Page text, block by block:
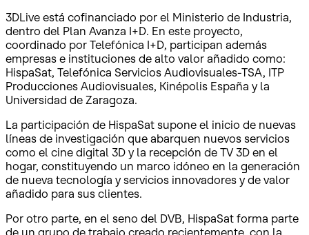
3DLive está cofinanciado por el Ministerio de Industria,
dentro del Plan Avanza I+D. En este proyecto,
coordinado por Telefónica I+D, participan además
empresas e instituciones de alto valor añadido como:
HispaSat, Telefónica Servicios Audiovisuales-TSA, ITP
Producciones Audiovisuales, Kinépolis España y la
Universidad de Zaragoza.
La participación de HispaSat supone el inicio de nuevas
líneas de investigación que abarquen nuevos servicios
como el cine digital 3D y la recepción de TV 3D en el
hogar, constituyendo un marco idóneo en la generación
de nueva tecnología y servicios innovadores y de valor
añadido para sus clientes.
Por otro parte, en el seno del DVB, HispaSat forma parte
de un grupo de trabajo creado recientemente, con la